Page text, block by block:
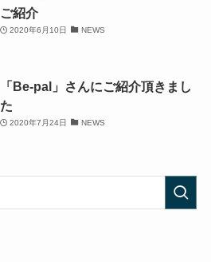
ご紹介
2020年6月10日 NEWS
「Be-pal」さんにご紹介頂きまし
た
2020年7月24日 NEWS